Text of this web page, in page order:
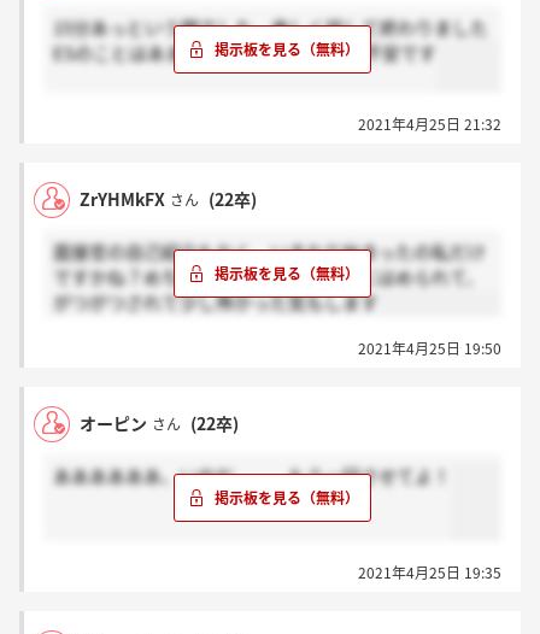
15分あっという間でした、楽しく話して終わりました
ESのことはあまり聞かれなかったので不安です
2021年4月25日 21:32
ZrYHMkFX さん (22卒)
面接官の自己紹介もなく、いきなり始まったの私だけ
ですかね？めちゃくちゃ相手のペースにはめられて、
がつがつされて少し怖かった気もします
2021年4月25日 19:50
オーピン さん (22卒)
ああああああ、いやだ、、、もう一回させてよ！
2021年4月25日 19:35